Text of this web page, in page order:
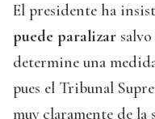
El presidente ha
puede paralizar
determine una
pues el Tribunal
muy claramente de la